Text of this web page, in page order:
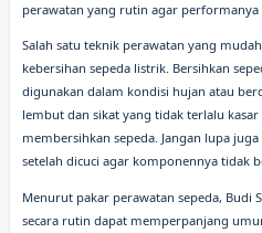
perawatan yang rutin agar
Salah satu teknik perawatan yang
kebersihan sepeda listrik. Bersihkan
digunakan dalam kondisi hujan atau
lembut dan sikat yang tidak terlalu
membersihkan sepeda. Jangan lupa
setelah dicuci agar komponennya tidak
Menurut pakar perawatan sepeda, Budi
secara rutin dapat memperpanjang